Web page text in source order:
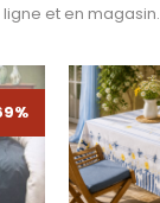
et en magasin.